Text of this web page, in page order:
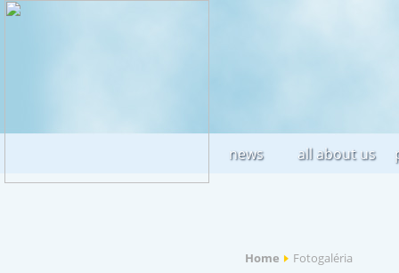
news all about us
Home Fotogaléria